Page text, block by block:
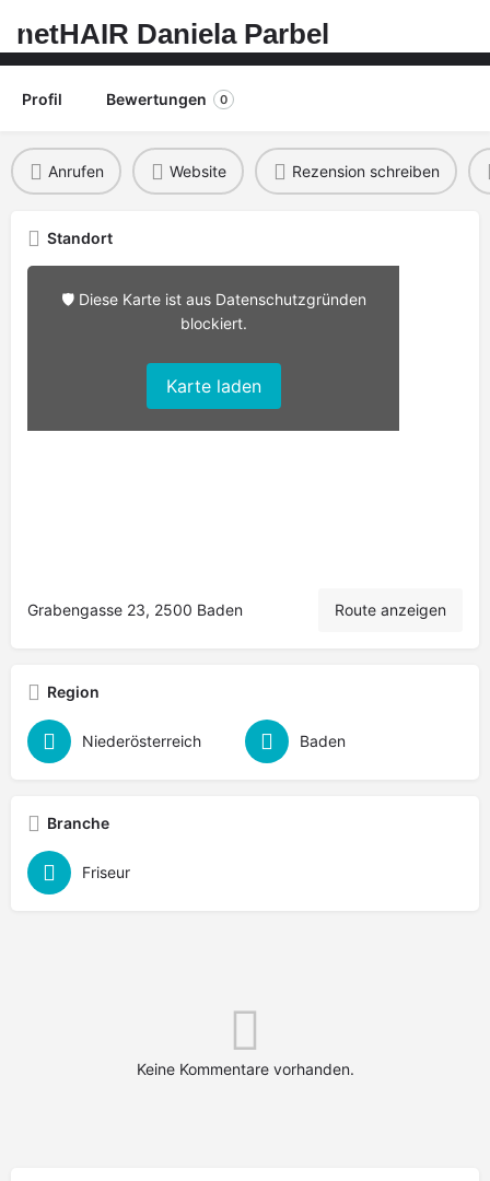
netHAIR Daniela Parbel
Profil Bewertungen 0
Anrufen Website Rezension schreiben
Standort
🛡️ Diese Karte ist aus Datenschutzgründen
blockiert.
Karte laden
Grabengasse 23, 2500 Baden Route anzeigen
Region
Niederösterreich Baden
Branche
Friseur
Keine Kommentare vorhanden.